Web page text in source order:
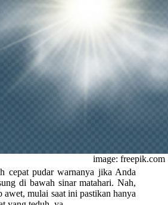
image: freepik.com
cepat pudar warnanya jika Anda
di bawah sinar matahari. Nah,
mulai saat ini pastikan hanya